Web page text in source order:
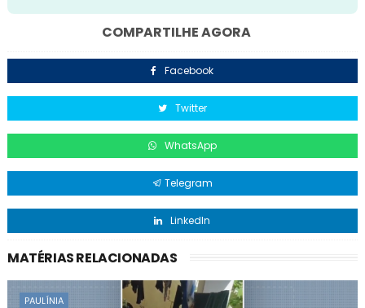
COMPARTILHE AGORA
Facebook
Twitter
WhatsApp
Telegram
LinkedIn
MATÉRIAS RELACIONADAS
PAULÍNIA